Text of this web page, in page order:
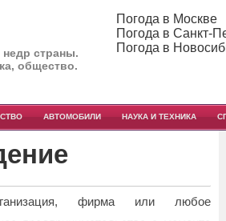
страны.
общество.
Погода в Москве
Погода в Санкт-
Погода в
АВТОМОБИЛИ НАУКА И ТЕХНИКА
фирма или любое